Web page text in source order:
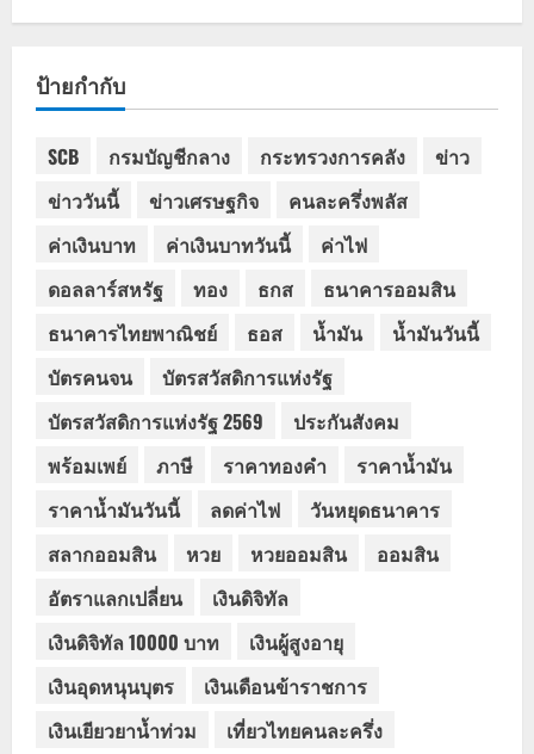
ป้ายกำกับ
SCB กรมบัญชีกลาง กระทรวงการคลัง
ข่าว
ข่าววันนี้
ข่าวเศรษฐกิจ
คนละครึ่งพลัส
ค่าเงินบาท
ค่าเงินบาทวันนี้
ค่าไฟ
ดอลลาร์สหรัฐ
ทอง ธกส
ธนาคารออมสิน
ธนาคารไทยพาณิชย์
ธอส น้ำมัน
น้ำมันวันนี้
บัตรคนจน
บัตรสวัสดิการแห่งรัฐ
บัตรสวัสดิการแห่งรัฐ 2569
ประกันสังคม
พร้อมเพย์
ภาษี ราคาทองคำ
ราคาน้ำมัน
ราคาน้ำมันวันนี้
ลดค่าไฟ
วันหยุดธนาคาร
สลากออมสิน
หวย หวยออมสิน
ออมสิน
อัตราแลกเปลี่ยน
เงินดิจิทัล
เงินดิจิทัล 10000 บาท
เงินผู้สูงอายุ
เงินอุดหนุนบุตร
เงินเดือนข้าราชการ
เงินเยียวยาน้ำท่วม
เที่ยวไทยคนละครึ่ง